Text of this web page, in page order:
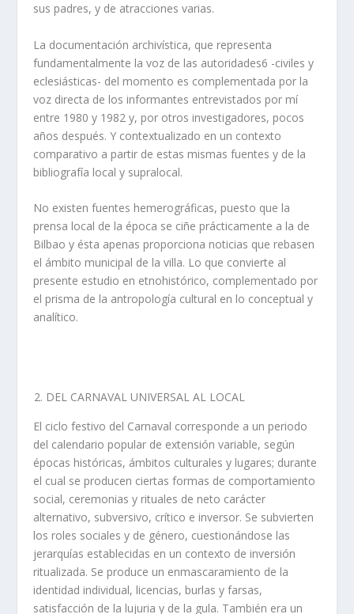
sus padres, y de atracciones varias.
La documentación archivística, que representa
fundamentalmente la voz de las autoridades6 -civiles y
eclesiásticas- del momento es complementada por la
voz directa de los informantes entrevistados por mí
entre 1980 y 1982 y, por otros investigadores, pocos
años después. Y contextualizado en un contexto
comparativo a partir de estas mismas fuentes y de la
bibliografía local y supralocal.
No existen fuentes hemerográficas, puesto que la
prensa local de la época se ciñe prácticamente a la de
Bilbao y ésta apenas proporciona noticias que rebasen
el ámbito municipal de la villa. Lo que convierte al
presente estudio en etnohistórico, complementado por
el prisma de la antropología cultural en lo conceptual y
analítico.
DEL CARNAVAL UNIVERSAL AL LOCAL
El ciclo festivo del Carnaval corresponde a un periodo
del calendario popular de extensión variable, según
épocas históricas, ámbitos culturales y lugares; durante
el cual se producen ciertas formas de comportamiento
social, ceremonias y rituales de neto carácter
alternativo, subversivo, crítico e inversor. Se subvierten
los roles sociales y de género, cuestionándose las
jerarquías establecidas en un contexto de inversión
ritualizada. Se produce un enmascaramiento de la
identidad individual, licencias, burlas y farsas,
satisfacción de la lujuria y de la gula. También era un